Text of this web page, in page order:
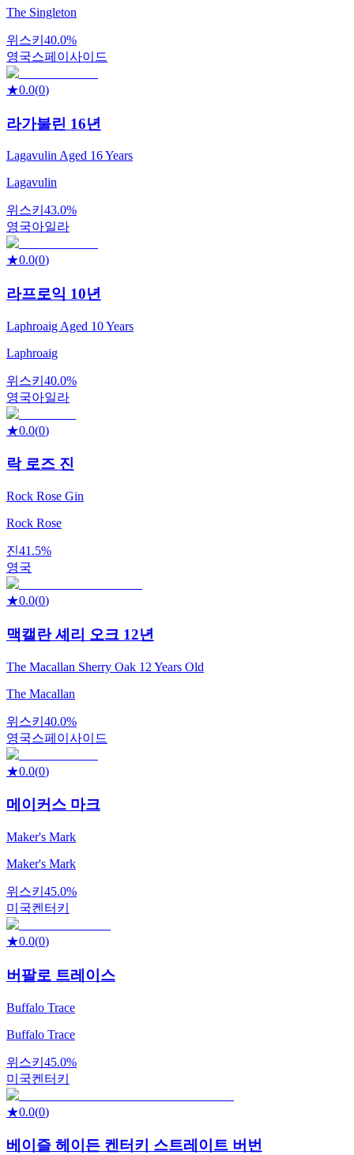
The Singleton
위스키 40.0%
영국스페이사이드
★0.0(0)
라가불린 16년
Lagavulin Aged 16 Years
Lagavulin
위스키 43.0%
영국아일라
★0.0(0)
라프로익 10년
Laphroaig Aged 10 Years
Laphroaig
위스키 40.0%
영국아일라
★0.0(0)
락 로즈 진
Rock Rose Gin
Rock Rose
진41.5%
영국
★0.0(0)
맥캘란 셰리 오크 12년
The Macallan Sherry Oak 12 Years Old
The Macallan
위스키 40.0%
영국스페이사이드
★0.0(0)
메이커스 마크
Maker's Mark
Maker's Mark
위스키 45.0%
미국켄터키
★0.0(0)
버팔로 트레이스
Buffalo Trace
Buffalo Trace
위스키 45.0%
미국켄터키
★0.0(0)
베이즐 헤이든 켄터키 스트레이트 버번